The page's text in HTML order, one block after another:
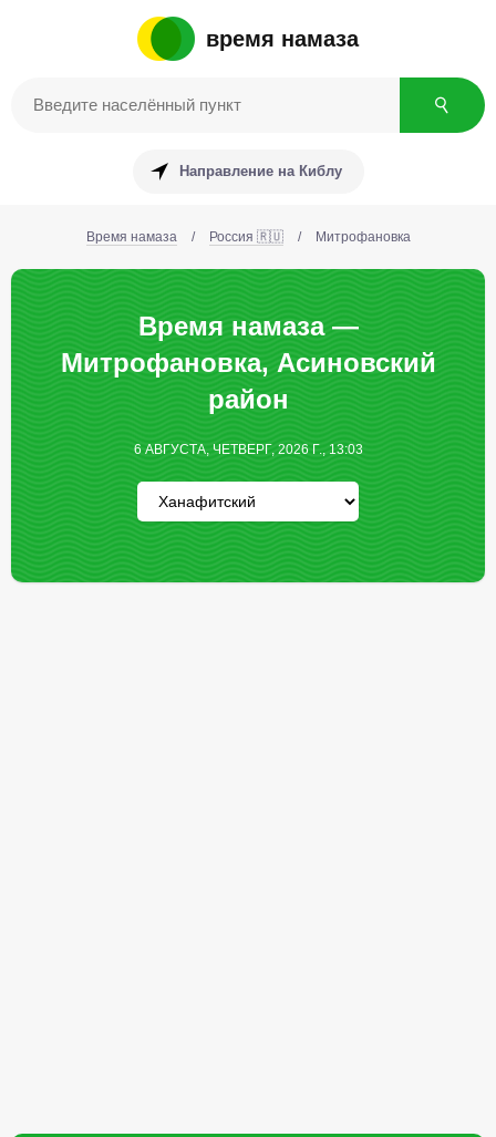
время намаза
Направление на Киблу
Время намаза / Россия 🇷🇺 / Митрофановка
Время намаза —
Митрофановка, Асиновский
район
6 АВГУСТА, ЧЕТВЕРГ, 2026 Г., 13:03